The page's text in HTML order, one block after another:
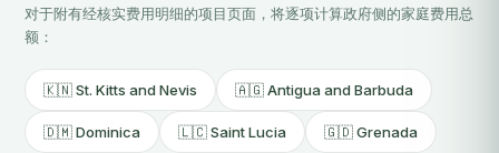
对于附有经核实费用明细的项目页面，将逐项计算政府侧的家庭费用总
额：
🇰🇳 St. Kitts and Nevis 🇦🇬 Antigua and Barbuda
🇩🇲 Dominica 🇱🇨 Saint Lucia 🇬🇩 Grenada